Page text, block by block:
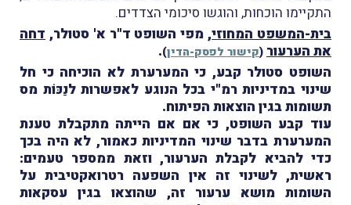
התקיימו הוכחות, והוגשו סיכומי הצדדים.
בית-המשפט המחוזי, מפי השופט ד"ר א' סטולר, דחה
את הערעור (קישור לפסק-הדין)
.
השופט סטולר קבע, כי המערערת לא הוכיחה כי חל
שינוי במדיניות רמ"י בכל הנוגע לאפשרות לנַכּוֹת מס
תשומות בגין הוצאות הפיתוח.
עוד קבע השופט, כי אם אם הייתה מתקבלת טענת
המערערת בדבר שינוי המדיניות כאמור, לא היה בכך
כדי להביא לקבלת הערעור, וזאת ממספר טעמים:
ראשית, לשינוי זה אין השפעה רטרואקטיבית על
השומות מושא ערעור זה, שהוצאו בגין עסקאות